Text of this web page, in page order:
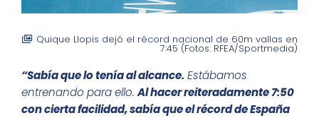
Quique Llopis dejó el récord nacional de 60m vallas en
7:45 (Fotos: RFEA/Sportmedia)
“Sabía que lo tenía al alcance. Estábamos
entrenando para ello.Al hacer reiteradamente 7:50
con cierta facilidad, sabía que el récord de España